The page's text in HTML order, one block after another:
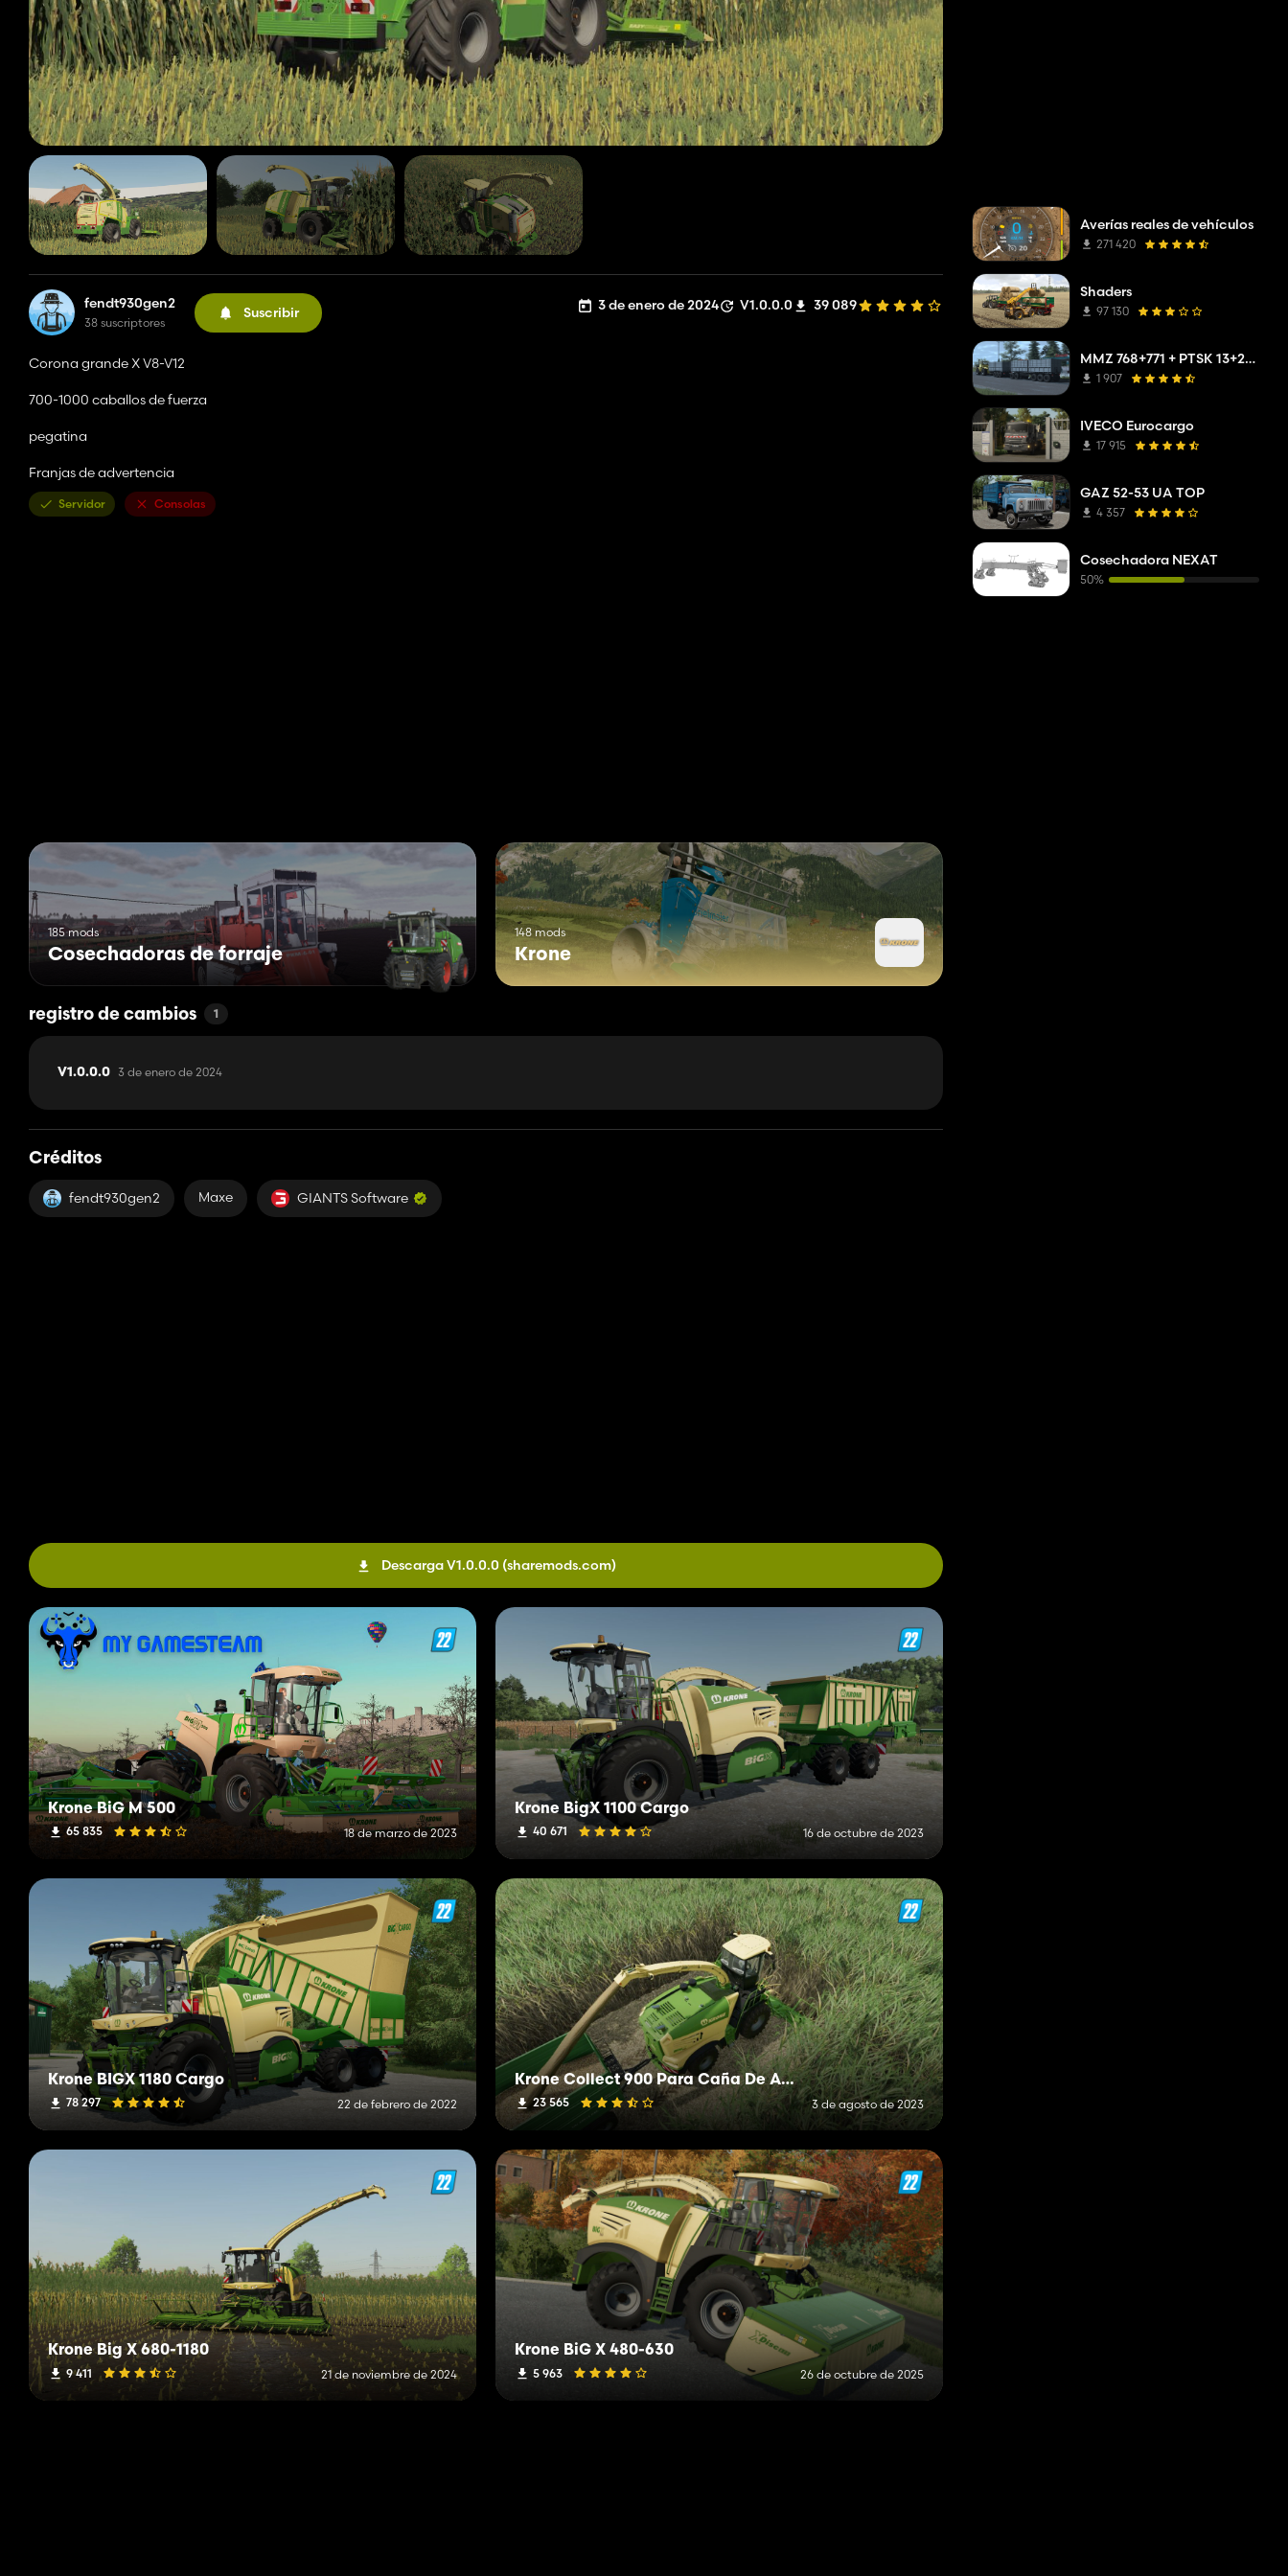
fendt930gen2
38 suscriptores
Suscribir 3 de enero de 2024 V1.0.0.0 39 089
Corona grande X V8-V12
700-1000 caballos de fuerza
pegatina
Franjas de advertencia
Servidor Consolas
185 mods
Cosechadoras de forraje
148 mods
Krone
registro de cambios 1
V1.0.0.0 3 de enero de 2024
Créditos
fendt930gen2 Maxe GIANTS Software
Descarga V1.0.0.0 (sharemods.com)
Krone BiG M 500
65 835 18 de marzo de 2023
Krone BigX 1100 Cargo
40 671 16 de octubre de 2023
Krone BIGX 1180 Cargo
78 297 22 de febrero de 2022
Krone Collect 900 Para Caña De Azúcar Y Chopo
23 565 3 de agosto de 2023
Krone Big X 680-1180
9 411 21 de noviembre de 2024
Krone BiG X 480-630
5 963 26 de octubre de 2025
Averías reales de vehículos
271 420
Shaders
97 130
MMZ 768+771 + PTSK 13+20 Pack
1 907
IVECO Eurocargo
17 915
GAZ 52-53 UA TOP
4 357
Cosechadora NEXAT
50%